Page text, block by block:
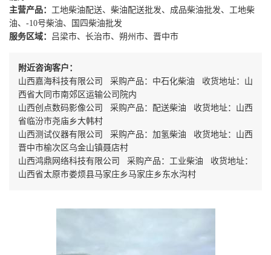
主营产品： 工地柴油配送、柴油配送批发、成品柴油批发、工地柴
油、-10号柴油、国四柴油批发
服务区域： 吕梁市、长治市、朔州市、晋中市
附近咨询客户：
山西嘉海科技有限公司 采购产品：中石化柴油 收货地址：山
西省大同市南郊区运输公司院内
山西创点数码影像公司 采购产品：配送柴油 收货地址：山西
省临汾市尧庙乡大韩村
山西测试仪器有限公司 采购产品：加氢柴油 收货地址：山西
晋中市榆次区乌金山镇聂店村
山西鸿鼎网络科技有限公司 采购产品：工业柴油 收货地址：
山西省太原市娄烦县马家庄乡马家庄乡东水沟村